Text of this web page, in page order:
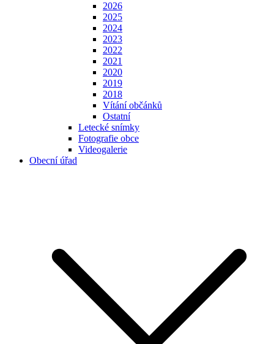
2026
2025
2024
2023
2022
2021
2020
2019
2018
Vítání občánků
Ostatní
Letecké snímky
Fotografie obce
Videogalerie
Obecní úřad